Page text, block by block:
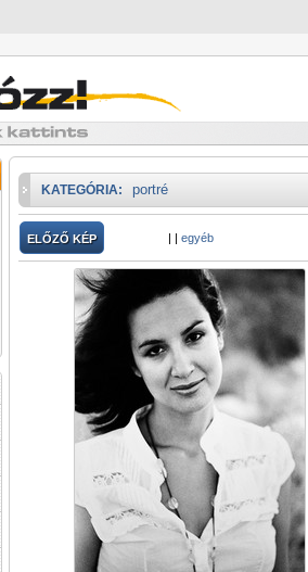
KATEGÓRIA: portré
ELŐZŐ KÉP | | egyéb